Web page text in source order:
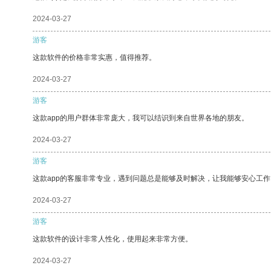
2024-03-27
游客
这款软件的价格非常实惠，值得推荐。
2024-03-27
游客
这款app的用户群体非常庞大，我可以结识到来自世界各地的朋友。
2024-03-27
游客
这款app的客服非常专业，遇到问题总是能够及时解决，让我能够安心工
2024-03-27
游客
这款软件的设计非常人性化，使用起来非常方便。
2024-03-27